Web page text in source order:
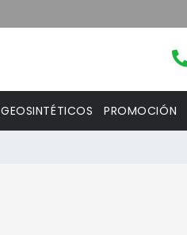
GEOSINTÉTICOS PROMOCIÓN